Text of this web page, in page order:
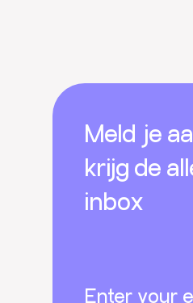
Footer
Meld je
krijg de
inbox